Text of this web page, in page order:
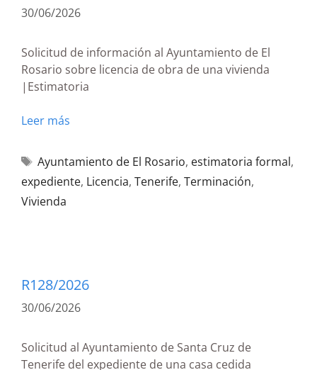
30/06/2026
Solicitud de información al Ayuntamiento de El
Rosario sobre licencia de obra de una vivienda
|Estimatoria
Leer más
Ayuntamiento de El Rosario, estimatoria formal,
expediente, Licencia, Tenerife, Terminación,
Vivienda
R128/2026
30/06/2026
Solicitud al Ayuntamiento de Santa Cruz de
Tenerife del expediente de una casa cedida